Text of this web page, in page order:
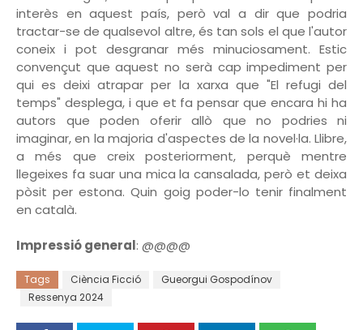
interès en aquest país, però val a dir que podria
tractar-se de qualsevol altre, és tan sols el que l'autor
coneix i pot desgranar més minuciosament. Estic
convençut que aquest no serà cap impediment per
qui es deixi atrapar per la xarxa que "El refugi del
temps" desplega, i que et fa pensar que encara hi ha
autors que poden oferir allò que no podries ni
imaginar, en la majoria d'aspectes de la novel·la. Llibre,
a més que creix posteriorment, perquè mentre
llegeixes fa suar una mica la cansalada, però et deixa
pòsit per estona. Quin goig poder-lo tenir finalment
en català.
Impressió general: @@@@
Tags Ciència Ficció
Gueorgui Gospodínov
Ressenya 2024